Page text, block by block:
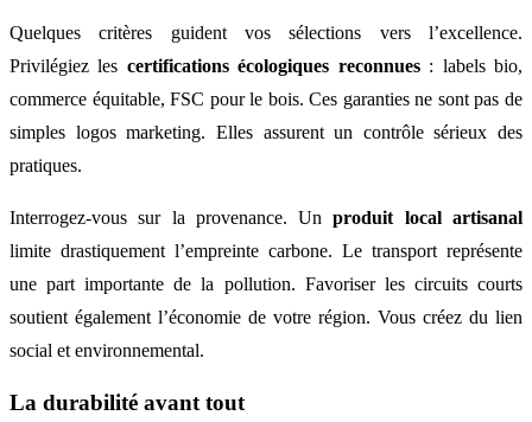
Quelques critères guident vos sélections vers l’excellence.
Privilégiez les certifications écologiques reconnues: labels bio,
commerce équitable, FSC pour le bois. Ces garanties ne sont pas de
simples logos marketing. Elles assurent un contrôle sérieux des
pratiques.
Interrogez-vous sur la provenance. Unproduit local artisanal
limite drastiquement l’empreinte carbone. Le transport représente
une part importante de la pollution. Favoriser les circuits courts
soutient également l’économie de votre région. Vous créez du lien
social et environnemental.
La durabilité avant tout